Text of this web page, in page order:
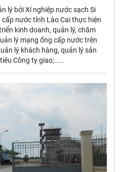
lý bởi Xí nghiệp nước sạch Si
nước tỉnh Lào Cai thực hiện
kinh doanh, quản lý, chăm
lý mạng ống cấp nước trên
lý khách hàng, quản lý sản
Công ty giao;.....